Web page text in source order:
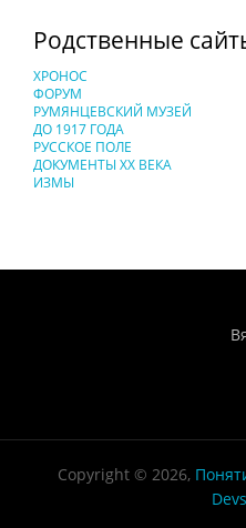
Родственные
ХРОНОС
ФОРУМ
РУМЯНЦЕВСКИЙ МУЗЕЙ
ДО 1917 ГОДА
РУССКОЕ ПОЛЕ
ДОКУМЕНТЫ XX ВЕКА
ИЗМЫ
Copyright © 2026,